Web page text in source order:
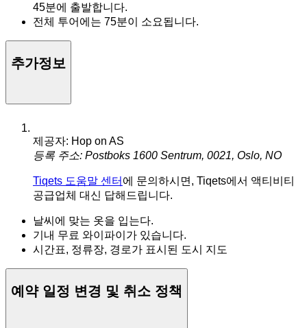
45분에 출발합니다.
전체 투어에는 75분이 소요됩니다.
추가정보
제공자: Hop on AS
등록 주소: Postboks 1600 Sentrum, 0021, Oslo, NO
Tiqets 도움말 센터 에 문의하시면, Tiqets에서 액티비티
공급업체 대신 답해드립니다.
날씨에 맞는 옷을 입는다.
기내 무료 와이파이가 있습니다.
시간표, 정류장, 경로가 표시된 도시 지도
예약 일정 변경 및 취소 정책